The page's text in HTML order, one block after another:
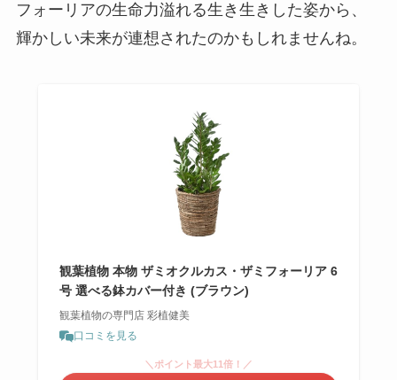
フォーリアの生命力溢れる生き生きした姿から、
輝かしい未来が連想されたのかもしれませんね。
観葉植物 本物 ザミオクルカス・ザミフォーリア 6
号 選べる鉢カバー付き (ブラウン)
観葉植物の専門店 彩植健美
口コミを見る
＼ポイント最大11倍！／